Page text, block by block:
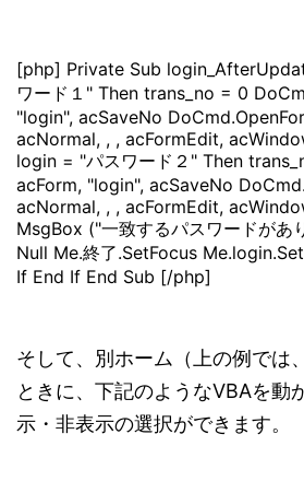
[php] Private Sub
ワード１" Then trans_no = 0
"login", acSaveNo
acNormal, , , acFormEdit,
login = "パスワード２" Then
acForm, "login", acSaveNo
acNormal, , , acFormEdit,
MsgBox ("一致するパスワードがあ
Null Me.終了.SetFocus
If End If End Sub [/php]
そして、別ホーム（上の例では
ときに、下記のようなVBAを動
示・非表示の選択ができます。